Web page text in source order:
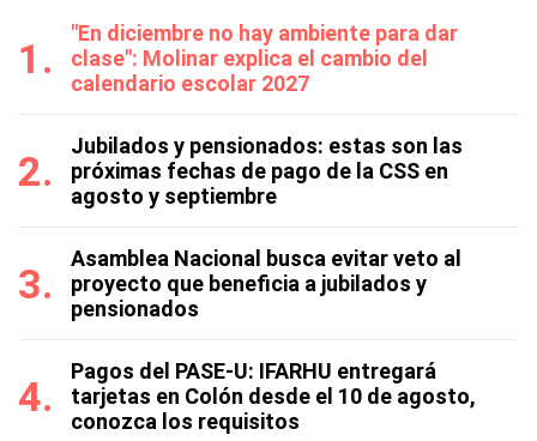
"En diciembre no hay ambiente para dar
clase": Molinar explica el cambio del
calendario escolar 2027
Jubilados y pensionados: estas son las
próximas fechas de pago de la CSS en
agosto y septiembre
Asamblea Nacional busca evitar veto al
proyecto que beneficia a jubilados y
pensionados
Pagos del PASE-U: IFARHU entregará
tarjetas en Colón desde el 10 de agosto,
conozca los requisitos